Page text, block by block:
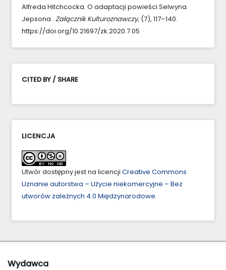
Alfreda Hitchcocka. O adaptacji powieści Selwyna
Jepsona . Załącznik Kulturoznawczy, (7), 117–140.
https://doi.org/10.21697/zk.2020.7.05
CITED BY / SHARE
LICENCJA
Utwór dostępny jest na licencji Creative Commons
Uznanie autorstwa – Użycie niekomercyjne – Bez
utworów zależnych 4.0 Międzynarodowe.
Wydawca